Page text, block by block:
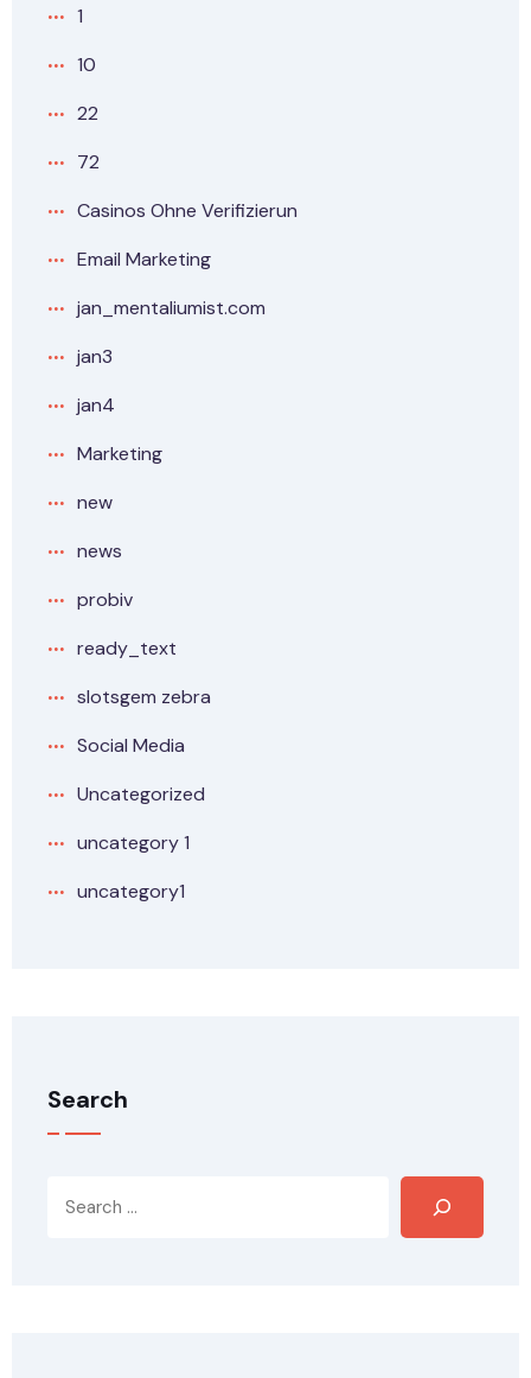
1
10
22
72
Casinos Ohne Verifizierun
Email Marketing
jan_mentaliumist.com
jan3
jan4
Marketing
new
news
probiv
ready_text
slotsgem zebra
Social Media
Uncategorized
uncategory 1
uncategory1
Search